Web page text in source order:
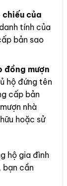
chiếu của
tính của
bản sao
đồng mượn
hộ đứng tên
cấp bản
nhà
hoặc sử
hộ gia đình
bạn cần